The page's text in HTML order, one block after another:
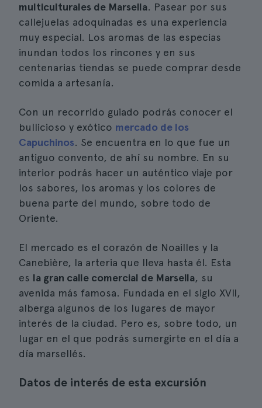
multiculturales de Marsella. Pasear por sus
callejuelas adoquinadas es una experiencia
muy especial. Los aromas de las especias
inundan todos los rincones y en sus
centenarias tiendas se puede comprar desde
comida a artesanía.
Con un recorrido guiado podrás conocer el
bullicioso y exótico mercado de los
Capuchinos. Se encuentra en lo que fue un
antiguo convento, de ahí su nombre. En su
interior podrás hacer un auténtico viaje por
los sabores, los aromas y los colores de
buena parte del mundo, sobre todo de
Oriente.
El mercado es el corazón de Noailles y la
Canebière, la arteria que lleva hasta él. Esta
es la gran calle comercial de Marsella, su
avenida más famosa. Fundada en el siglo XVII,
alberga algunos de los lugares de mayor
interés de la ciudad. Pero es, sobre todo, un
lugar en el que podrás sumergirte en el día a
día marsellés.
Datos de interés de esta excursión